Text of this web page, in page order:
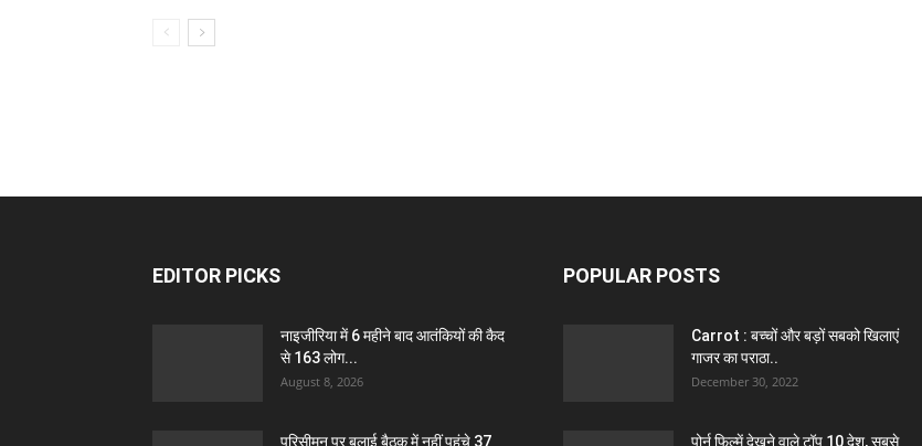
EDITOR PICKS
नाइजीरिया में 6 महीने बाद आतंकियों की कैद
से 163 लोग...
August 8, 2026
परिसीमन पर बुलाई बैठक में नहीं पहुंचे 37
POPULAR POSTS
Carrot : बच्चों और बड़ों सबको खिलाएं
गाजर का पराठा..
December 30, 2022
पोर्न फिल्में देखने वाले टॉप 10 देश, सबसे